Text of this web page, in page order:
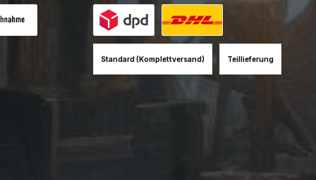
(+12EUR)
Bild 1
Standard (Komplettversand) Teillieferung
Benutzerdefiniertes Bild 1
Benutzerdefiniertes Bild 2